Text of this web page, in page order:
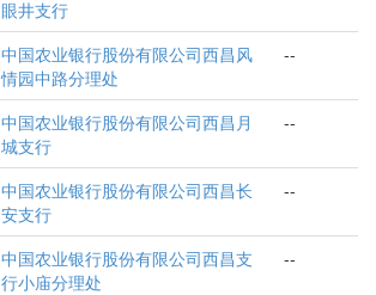
眼井支行
中国农业银行股份有限公司西昌风
情园中路分理处
--
中国农业银行股份有限公司西昌月
城支行
--
中国农业银行股份有限公司西昌长
安支行
--
中国农业银行股份有限公司西昌支
行小庙分理处
--